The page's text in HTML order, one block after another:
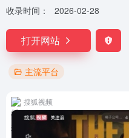
收录时间： 2026-02-28
打开网站
主流平台
搜狐视频